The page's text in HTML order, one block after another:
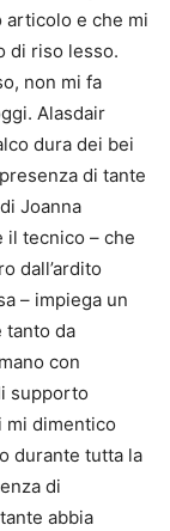
articolo e che mi
di riso lesso.
non mi fa
Alasdair
dura dei bei
di tante
Joanna
il tecnico – che
dall’ardito
– impiega un
tanto da
con
supporto
mi dimentico
durante tutta la
di
abbia